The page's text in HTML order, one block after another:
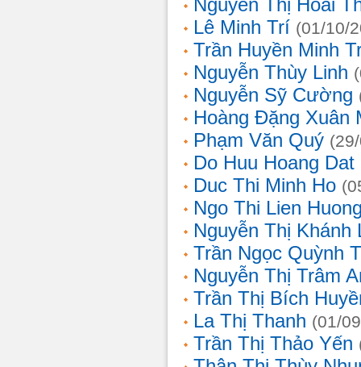
Nguyễn Thị Hoài
Lê Minh Trí (01/10/
Trần Huyền Minh
Nguyễn Thùy Linh
Nguyễn Sỹ Cường
Hoàng Đặng Xuân
Phạm Văn Quý
Do Huu Hoang Dat
Duc Thi Minh Ho
Ngo Thi Lien
Nguyễn Thị Khánh
Trần Ngọc Quỳnh
Nguyễn Thị Trâm
Trần Thị Bích
La Thị Thanh (01/
Trần Thị Thảo Yến